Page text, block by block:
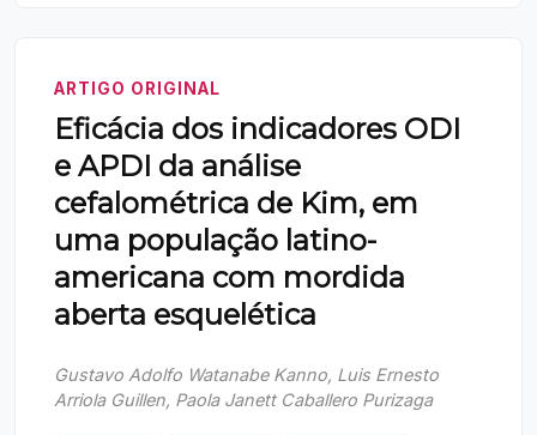
ARTIGO ORIGINAL
Eficácia dos indicadores ODI
e APDI da análise
cefalométrica de Kim, em
uma população latino-
americana com mordida
aberta esquelética
Gustavo Adolfo Watanabe Kanno, Luis Ernesto
Arriola Guillen, Paola Janett Caballero Purizaga